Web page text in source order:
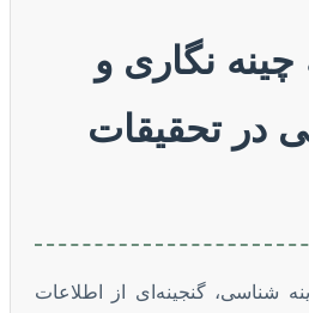
نگاری و
در تحقیقات
شناسی، گنجینه‌ای از اطلاعات